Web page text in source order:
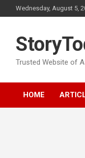
to
Wednesday, August 5,
Trusted Website of
HOME